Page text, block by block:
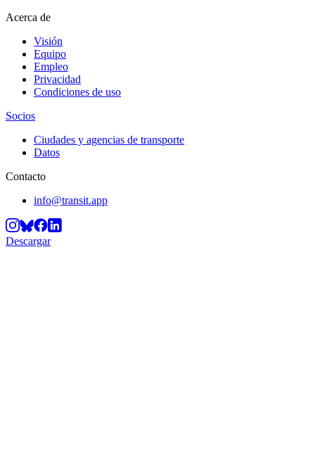
Acerca de
Visión
Equipo
Empleo
Privacidad
Condiciones de uso
Socios
Ciudades y agencias de transporte
Datos
Contacto
info@transit.app
Descargar